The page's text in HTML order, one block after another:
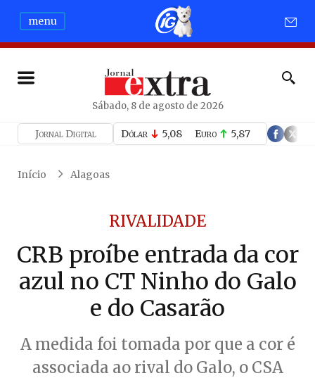
menu
Sábado, 8 de agosto de 2026
Jornal Digital Dólar 5,08 Euro 5,87
Início Alagoas
RIVALIDADE
CRB proíbe entrada da cor
azul no CT Ninho do Galo
e do Casarão
A medida foi tomada por que a cor é
associada ao rival do Galo, o CSA